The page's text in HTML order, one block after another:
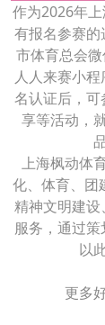
作为2026年
有报名参赛
市体育总会
人人来赛小
名认证后，
享等活动，
上海枫动体
化、体育、团
精神文明建
服务，通过策
以
更多